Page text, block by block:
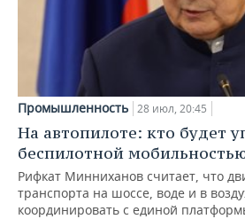
Промышленность 28 июл, 20:45
На автопилоте: кто будет
беспилотной
Рифкат Минниханов считает, что
транспорта на шоссе, воде и в
координировать с единой